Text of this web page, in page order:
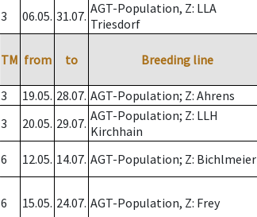
3 06.05. 31.07. AGT-Population, Z: LLA
Triesdorf
TM from to Breeding line
3 19.05. 28.07. AGT-Population; Z: Ahrens
3 20.05. 29.07. AGT-Population; Z: LLH
Kirchhain
6 12.05. 14.07. AGT-Population; Z: Bichlmeier
6 15.05. 24.07. AGT-Population, Z: Frey